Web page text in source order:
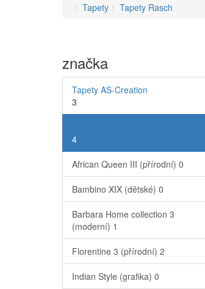
Tapety Tapety Rasch
značka
Tapety AS-Creation
3
4
African Queen III (přírodní) 0
Bambino XIX (dětské) 0
Barbara Home collection 3
(moderní) 1
Florentine 3 (přírodní) 2
Indian Style (grafika) 0